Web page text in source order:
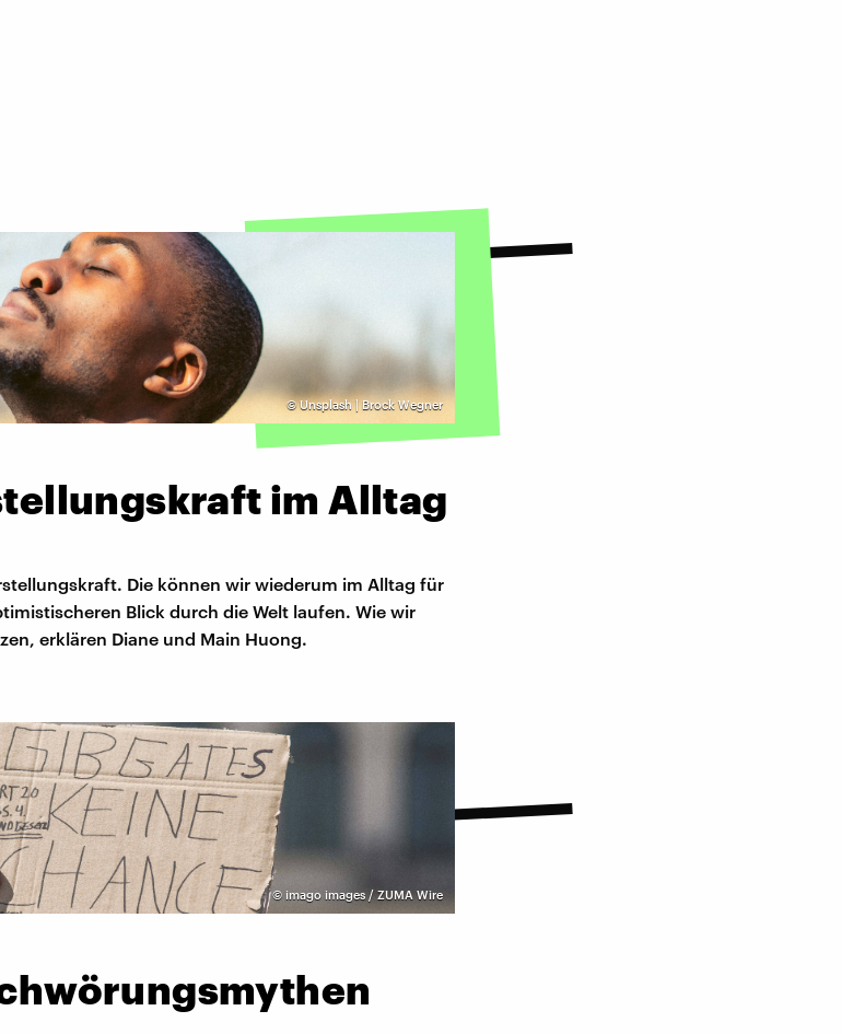
©Unsplash | Brock Wegner
im Alltag
Die können wir wiederum im Alltag für
Blick durch die Welt laufen. Wie wir
erklären Diane und Main Huong.
© imago images / ZUMA Wire